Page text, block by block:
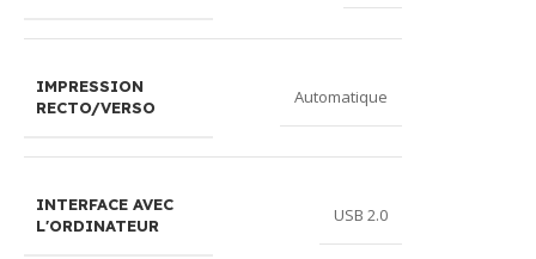
IMPRESSION
RECTO/VERSO
Automatique
INTERFACE AVEC
L'ORDINATEUR
USB 2.0